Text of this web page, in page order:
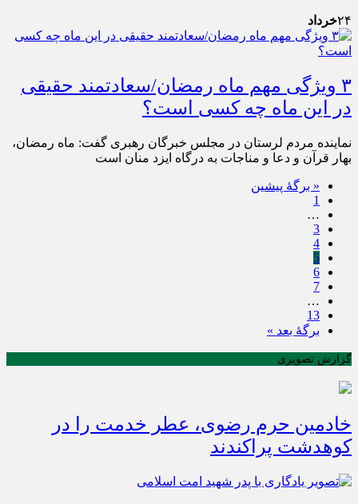
۲۴خرداد
۳ ویژگی مهم ماه رمضان/سعادتمند حقیقی
در این ماه چه کسی است؟
نماینده مردم لرستان در مجلس خبرگان رهبری گفت: ماه رمضان،
بهار قرآن و دعا و مناجات به درگاه ایزد منان است
« برگه‌ٔ پیشین
1
…
3
4
5
6
7
…
13
برگهٔ بعد »
گزارش تصویری
خادمین حرم رضوی، عطر خدمت را در
کوهدشت پراکندند